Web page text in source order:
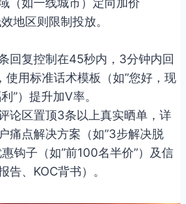
地区则限制投放。
回复控制在45秒内，3分钟内回
使用标准话术模板（如”您好，现
”）提升加V率。
论区置顶3条以上真实晒单，详
痛点解决方案（如”3步解决脱
钩子（如”前100名半价”）及信
告、KOC背书）。